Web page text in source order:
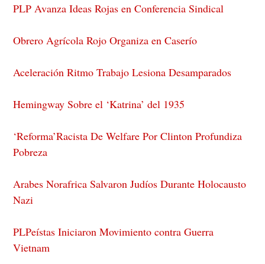
PLP Avanza Ideas Rojas en Conferencia Sindical
Obrero Agrícola Rojo Organiza en Caserío
Aceleración Ritmo Trabajo Lesiona Desamparados
Hemingway Sobre el ‘Katrina’ del 1935
‘Reforma’Racista De Welfare Por Clinton Profundiza
Pobreza
Arabes Norafrica Salvaron Judíos Durante Holocausto
Nazi
PLPeístas Iniciaron Movimiento contra Guerra
Vietnam